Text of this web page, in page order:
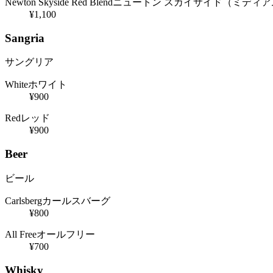
Newton Skyside Red Blendニュートン スカイサイド（ミディア
¥1,100
Sangria
サングリア
Whiteホワイト
¥900
Redレッド
¥900
Beer
ビール
Carlsbergカールスバーグ
¥800
All Freeオールフリー
¥700
Whisky